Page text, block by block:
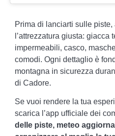
Prima di lanciarti sulle
l’attrezzatura giusta: giacca
impermeabili, casco,
comodi. Ogni dettaglio è
montagna in sicurezza
di Cadore.
Se vuoi rendere la tua
scarica l’app ufficiale dei
delle piste, meteo